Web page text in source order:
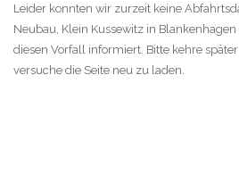
Leider konnten wir zurzeit keine
Neubau, Klein Kussewitz in
diesen Vorfall informiert. Bitte kehre
versuche die Seite neu zu laden.